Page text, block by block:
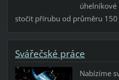
úhelníkové
stočit přírubu od průměru
Svářečské práce
Nabízíme